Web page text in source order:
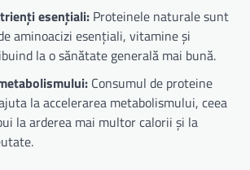
esențiali: Proteinele naturale sunt
aminoacizi esențiali, vitamine și
la o sănătate generală mai bună.
Consumul de proteine
la accelerarea metabolismului, ceea
la arderea mai multor calorii și la